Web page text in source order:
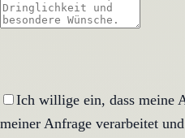
Ich willige ein, dass meine
meiner Anfrage verarbeitet